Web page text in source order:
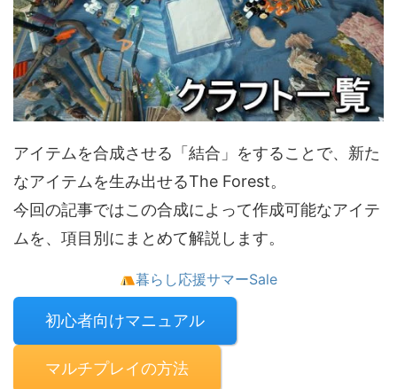
アイテムを合成させる「結合」をすることで、新た
なアイテムを生み出せるThe Forest。
今回の記事ではこの合成によって作成可能なアイテ
ムを、項目別にまとめて解説します。
暮らし応援サマーSale
初心者向けマニュアル
マルチプレイの方法